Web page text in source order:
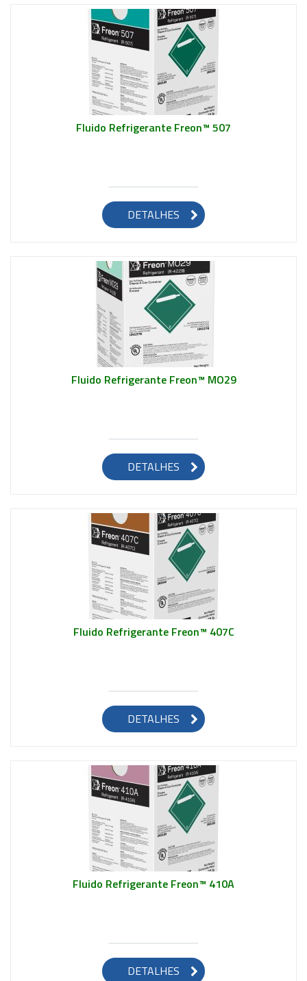
Fluido Refrigerante Freon™ 507
DETALHES
Saiba mais
Fluido Refrigerante Freon™ MO29
DETALHES
Saiba mais
Fluido Refrigerante Freon™ 407C
DETALHES
Saiba mais
Fluido Refrigerante Freon™ 410A
DETALHES
Saiba mais